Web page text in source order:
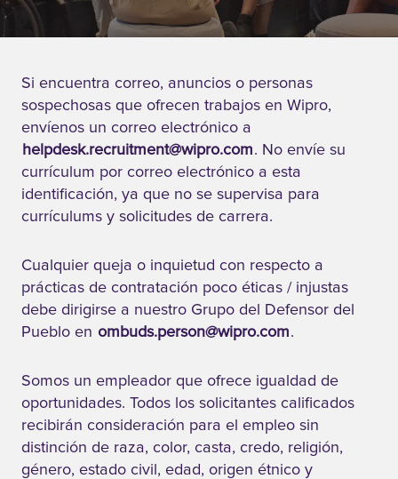
Si encuentra correo, anuncios o personas
sospechosas que ofrecen trabajos en Wipro,
envíenos un correo electrónico a
helpdesk.recruitment@wipro.com. No envíe su
currículum por correo electrónico a esta
identificación, ya que no se supervisa para
currículums y solicitudes de carrera.
Cualquier queja o inquietud con respecto a
prácticas de contratación poco éticas / injustas
debe dirigirse a nuestro Grupo del Defensor del
Pueblo en ombuds.person@wipro.com.
Somos un empleador que ofrece igualdad de
oportunidades. Todos los solicitantes calificados
recibirán consideración para el empleo sin
distinción de raza, color, casta, credo, religión,
género, estado civil, edad, origen étnico y